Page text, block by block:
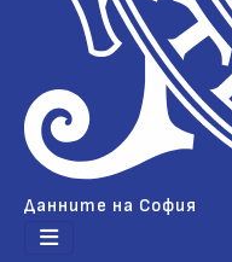
Данните на София